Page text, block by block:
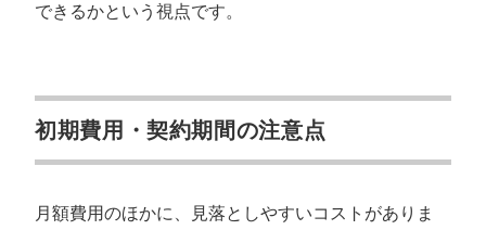
できるかという視点です。
初期費用・契約期間の注意点
月額費用のほかに、見落としやすいコストがありま